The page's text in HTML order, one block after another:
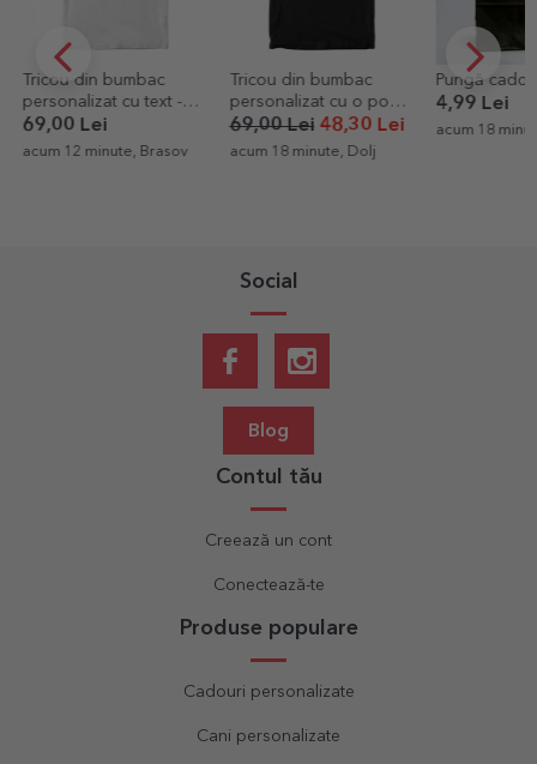
Tricou din bumbac
personalizat cu text -
Wine
69,00 Lei
acum 12 minute, Brasov
Tricou din bumbac
personalizat cu o poză
pătrată
69,00 Lei48,30 Lei
acum 18 minute, Dolj
Pungă
4,99 Lei
acum 18
Social
Blog
Contul tău
Creează un cont
Conectează-te
Produse populare
Cadouri personalizate
Cani personalizate